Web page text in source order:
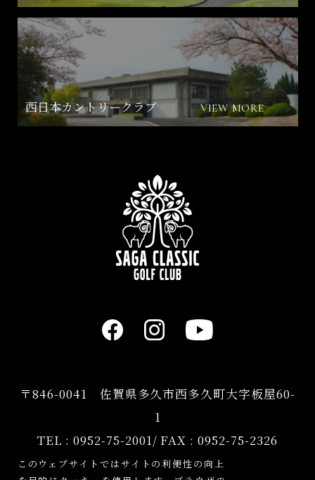
〒846-0041 佐賀県多久市西多久町大字板屋60-
1
TEL :0952-75-2001/ FAX : 0952-75-2326
西日本カントリークラブ VIEW MORE
このウェブサイトではサイトの利便性の向上